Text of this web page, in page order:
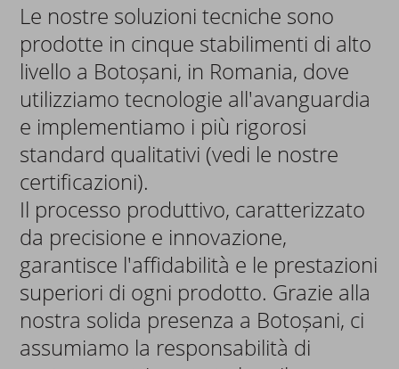
Le nostre soluzioni tecniche sono
prodotte in cinque stabilimenti di alto
livello a Botoșani, in Romania, dove
utilizziamo tecnologie all'avanguardia
e implementiamo i più rigorosi
standard qualitativi (vedi le nostre
certificazioni).
Il processo produttivo, caratterizzato
da precisione e innovazione,
garantisce l'affidabilità e le prestazioni
superiori di ogni prodotto. Grazie alla
nostra solida presenza a Botoșani, ci
assumiamo la responsabilità di